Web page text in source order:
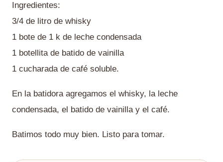
Ingredientes:
3/4 de litro de whisky
1 bote de 1 k de leche condensada
1 botellita de batido de vainilla
1 cucharada de café soluble.
En la batidora agregamos el whisky, la leche
condensada, el batido de vainilla y el café.
Batimos todo muy bien. Listo para tomar.